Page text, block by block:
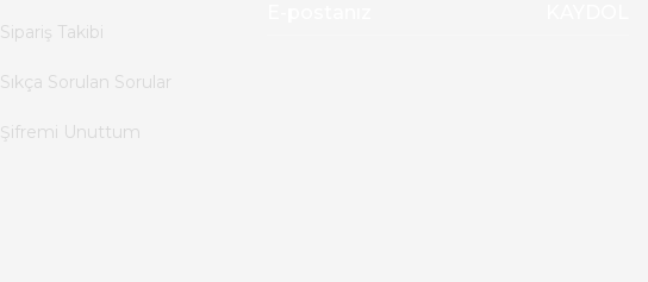
84,00 TL
Sipariş Takibi
Sıkça Sorulan Sorular
Şifremi Unuttum